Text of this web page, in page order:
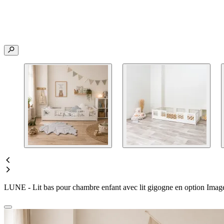
LUNE - Lit bas pour chambre enfant avec lit gigogne en option